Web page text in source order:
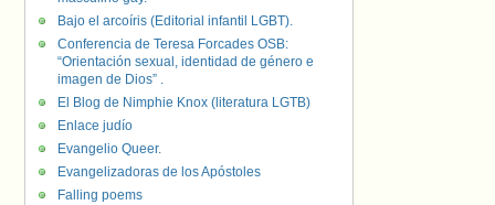
Bajo el arcoíris (Editorial infantil LGBT).
Conferencia de Teresa Forcades OSB:
“Orientación sexual, identidad de género e
imagen de Dios” .
El Blog de Nimphie Knox (literatura LGTB)
Enlace judío
Evangelio Queer.
Evangelizadoras de los Apóstoles
Falling poems